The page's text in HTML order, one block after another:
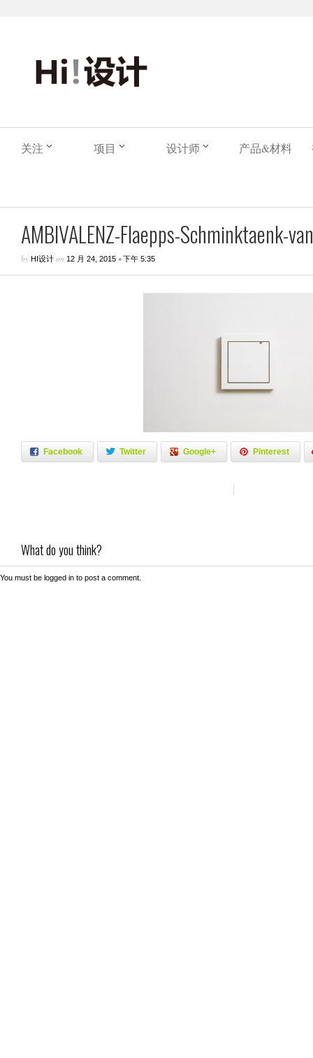
关注 项目 设计师 产品&材料
AMBIVALENZ-Flaepps-Schminktaenk-
by HI设计 on 12 月 24, 2015 •下午 5:35
Facebook Twitter Google+ Pinterest
What do you think?
You must be logged in to post a comment.